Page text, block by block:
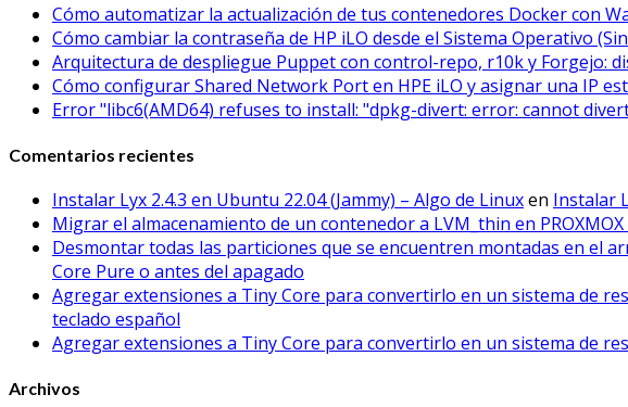
Cómo automatizar la actualización de tus contenedores Docker con
Cómo cambiar la contraseña de HP iLO desde el Sistema Operativo
Arquitectura de despliegue Puppet con control-repo, r10k y Forgejo:
Cómo configurar Shared Network Port en HPE iLO y asignar una IP
Error "libc6(AMD64) refuses to install: "dpkg-divert: error: cannot
Comentarios recientes
Instalar Lyx 2.4.3 en Ubuntu 22.04 (Jammy) – Algo de Linuxen Instalar
Migrar el almacenamiento de un contenedor a LVM_thin en
Desmontar todas las particiones que se encuentren montadas en el
Core Pure o antes del apagado
Agregar extensiones a Tiny Core para convertirlo en un sistema de
teclado español
Agregar extensiones a Tiny Core para convertirlo en un sistema de
Archivos